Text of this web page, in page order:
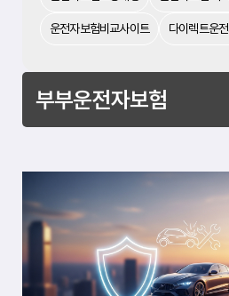
운전자보험비교사이트 다이렉트운
부부운전자보험
법
용
행
정
처
에
본
인
과
배
우
자